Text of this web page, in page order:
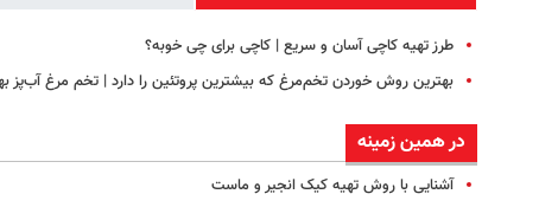
طرز تهیه کاچی آسان و سریع | کاچی برای چی خوبه؟
بهترین روش خوردن تخم‌مرغ که بیشترین پروتئین را دارد | تخم مرغ آب‌پز
در همین زمینه
آشنایی با روش تهیه کیک انجیر و ماست